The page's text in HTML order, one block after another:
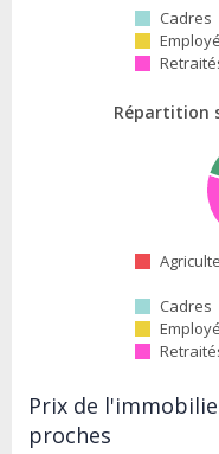
Cadres
Répartition
Cadres
Prix de
proches